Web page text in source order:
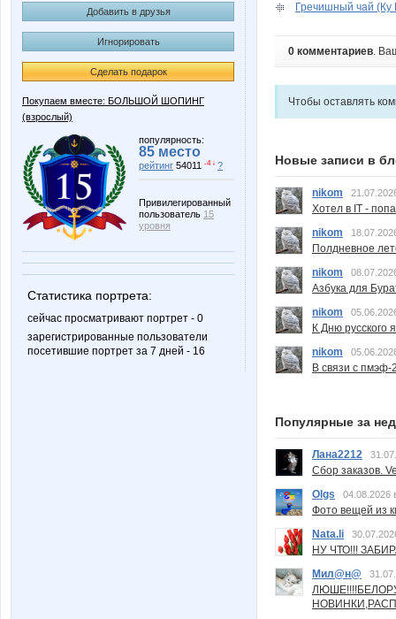
Добавить в друзья
Игнорировать
Сделать подарок
Покупаем вместе: БОЛЬШОЙ ШОПИНГ
(взрослый)
популярность:
85 место
рейтинг 54011 -4 ↓ ?
Привилегированный
пользователь 15
уровня
Статистика портрета:
сейчас просматривают портрет - 0
зарегистрированные пользователи
посетившие портрет за 7 дней - 16
Гречишный чай (Ку
0 комментариев.
Чтобы оставлять
Новые записи в
nikom
Хотел в IT -
nikom
Полдневное
nikom
Азбука для
nikom
К Дню русского
nikom
В связи с пмэф-
Популярные за
Лана2212
Сбор заказов.
Olgs
04.08.2026
Фото вещей из
Nata.li
НУ ЧТО!!!
Мил@н@